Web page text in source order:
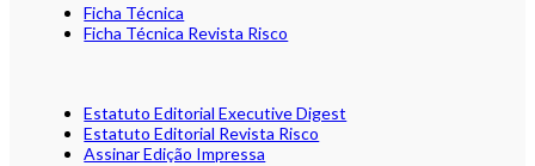
Ficha Técnica
Ficha Técnica Revista Risco
Estatuto Editorial Executive Digest
Estatuto Editorial Revista Risco
Assinar Edição Impressa